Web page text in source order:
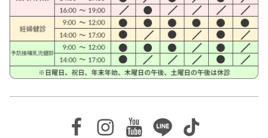
Facebook
Instagram
Youtube
LineTikTok